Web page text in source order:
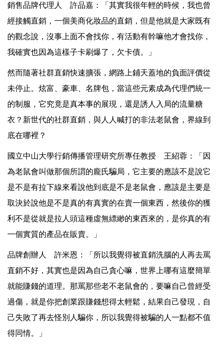
銷售品牌代理人 許品嘉：「其實我很年輕的時候，我也曾
經接觸直銷，一個美商化妝品的直銷，但是他就是大家既有
的觀念說，沒事上面不會找你，有活動有幹嘛他才會找你，
我確實也因為這樣子卡刷爆了，欠卡債。」
然而隨著社群直銷快速擴張，網路上鋪天蓋地的負面評價從
未停止。炫富、豪車、名牌包，當這些元素成為代理們統一
的制服，它究竟是真本事的展現，還是誘人入局的流量糖
衣？新世代的社群直銷，與人人喊打的非法老鼠會，界線到
底在哪裡？
國立中山大學行銷傳播管理研究所專任教授 王紹蓉：「因
為老鼠會叫做那個所謂的龐氏騙局，它主要的應該不是說它
是不是有拉下線來看說他到底是不是老鼠會，應該是主要是
取決於說他是不是真的有真實的在賣一個東西，然後你的獲
利不是從就是拉人頭這種虛無縹緲的東西來的，是你真的有
一個實質的產品在販賣。」
品牌創辦人 許米恩：「所以我覺得被直銷洗腦的人再去罵
直銷不好，其實也是因為自己貪心嘛，世界上哪有這麼簡單
就能賺錢的道理。那罵那些老不老鼠會的，要嘛自己曾經受
過傷，就是你把創業跟賺錢想得太輕鬆，結果自己發現，自
己失敗了再去怪別人騙你，所以我覺得被騙的人一點都不值
得同情。」